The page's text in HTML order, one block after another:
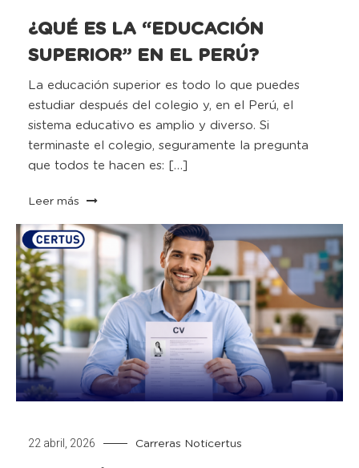
¿QUÉ ES LA “EDUCACIÓN
SUPERIOR” EN EL PERÚ?
La educación superior es todo lo que puedes
estudiar después del colegio y, en el Perú, el
sistema educativo es amplio y diverso. Si
terminaste el colegio, seguramente la pregunta
que todos te hacen es: […]
Leer más
22 abril, 2026 Carreras Noticertus